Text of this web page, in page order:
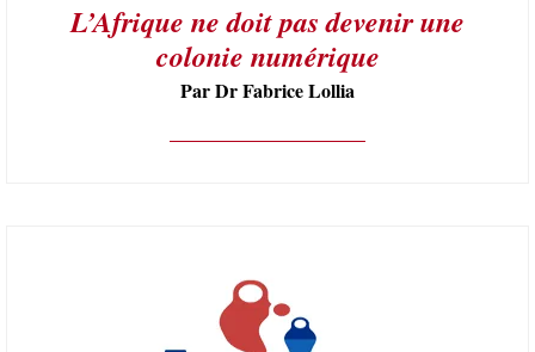
L’Afrique ne doit pas devenir une
colonie numérique
Par Dr Fabrice Lollia